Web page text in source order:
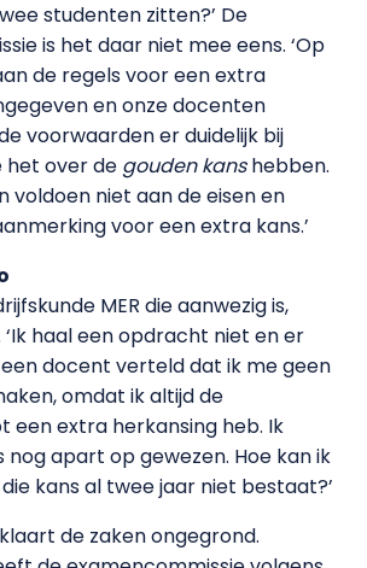
studenten zitten?’ De
is het daar niet mee eens. ‘Op
de regels voor een extra
en onze docenten
voorwaarden er duidelijk bij
het over de gouden kanshebben.
voldoen niet aan de eisen en
voor een extra kans.’
MER die aanwezig is,
haal een opdracht niet en er
docent verteld dat ik me geen
omdat ik altijd de
een extra herkansing heb. Ik
nog apart op gewezen. Hoe kan ik
kans al twee jaar niet bestaat?’
de zaken ongegrond.